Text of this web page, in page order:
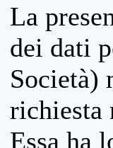
La
dei dati
Società)
richiesta
Essa ha